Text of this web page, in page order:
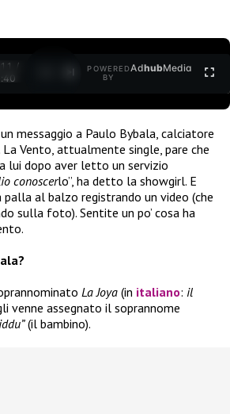
/
POWERED
BY
AdhubMedia
messaggio a Paulo Bybala, calciatore
Vento, attualmente single, pare che
lui dopo aver letto un servizio
conoscerlo”, ha detto la showgirl. E
al balzo registrando un video (che
sulla foto). Sentite un po’ cosa ha
La Joya (in italiano: il
venne assegnato il soprannome
(il bambino).